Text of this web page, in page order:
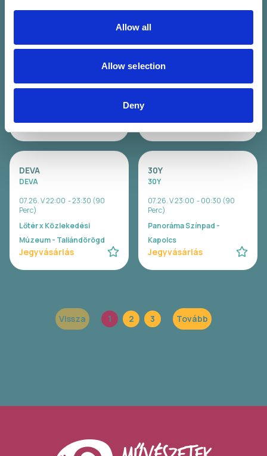
Allow all
Allow selection
Deny
07.26. V 20:00 - 21:00 (60
Perc)
Jegyvásárlás
07.26. V 20:30 - 22:00 (90
Perc)
Jegyvásárlás
DEVA
DEVA
07.26. V 22:00 - 23:30 (90
Perc)
Lőtér x Közlekedési
Múzeum - Taliándörögd
Jegyvásárlás
30Y
30Y
07.26. V 23:00 - 00:30 (90
Perc)
Panoráma Színpad -
Kapolcs
Jegyvásárlás
Vissza 1 2 3 Tovább